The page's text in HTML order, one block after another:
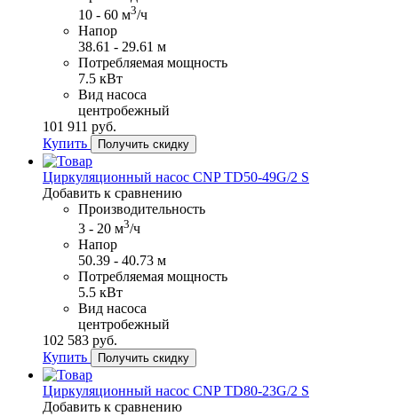
10 - 60 м3/ч
Напор
38.61 - 29.61 м
Потребляемая мощность
7.5 кВт
Вид насоса
центробежный
101​ 911 руб.
Купить
Получить скидку
Циркуляционный насос CNP TD50-49G/2 S
Добавить к сравнению
Производительность
3 - 20 м3/ч
Напор
50.39 - 40.73 м
Потребляемая мощность
5.5 кВт
Вид насоса
центробежный
102​ 583 руб.
Купить
Получить скидку
Циркуляционный насос CNP TD80-23G/2 S
Добавить к сравнению